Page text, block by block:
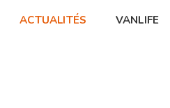
ACTUALITÉS VANLIFE